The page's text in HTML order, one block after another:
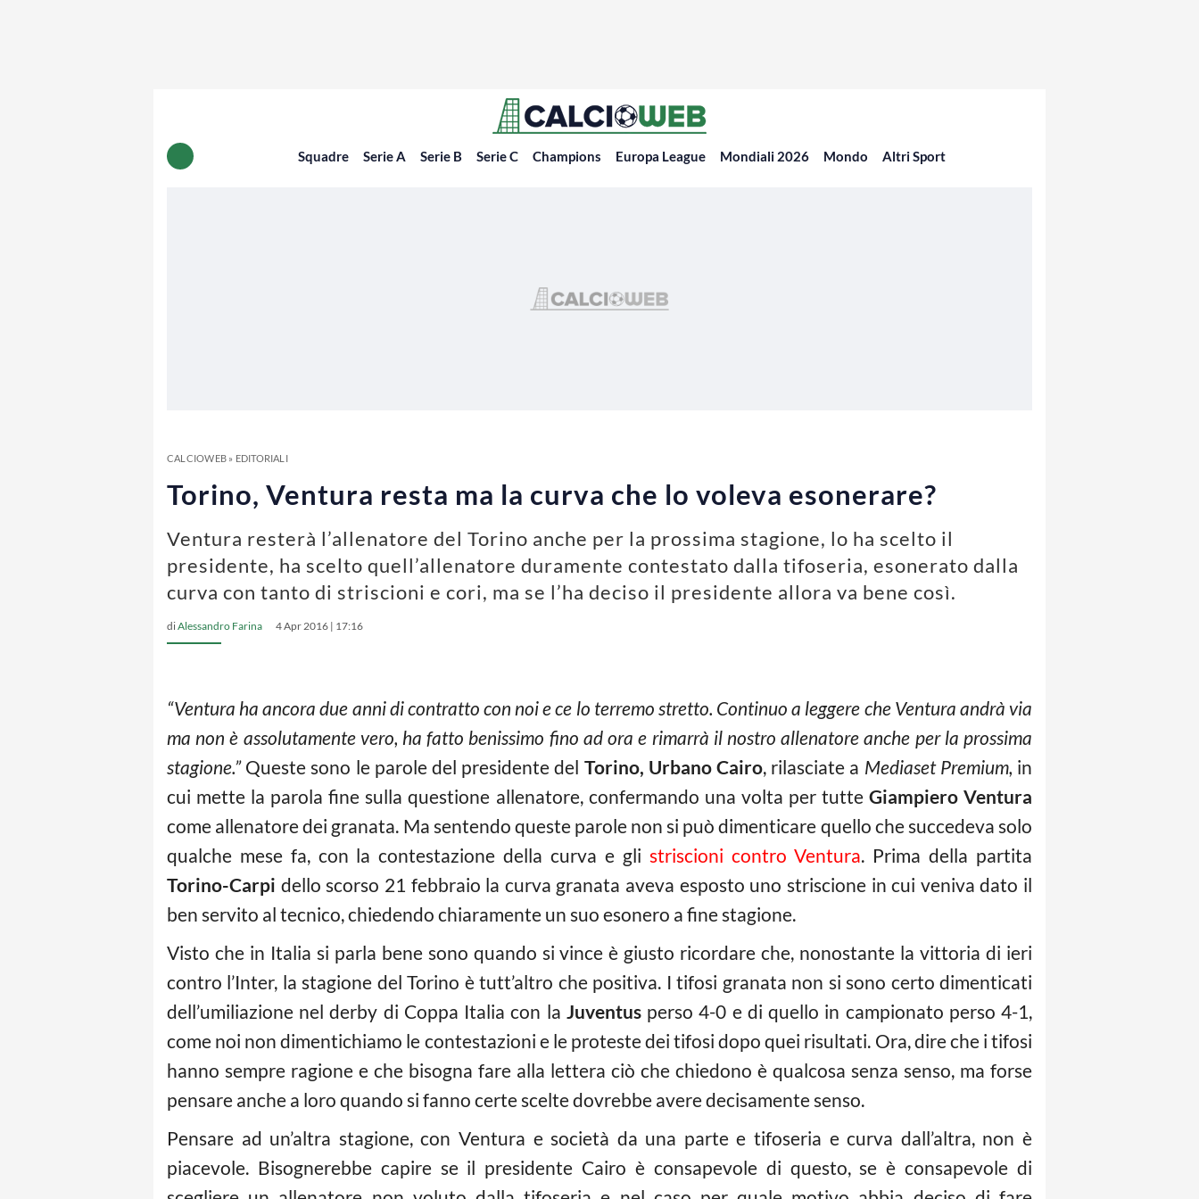
Squadre Serie A Serie B Serie C Champions Europa League Mondiali 2026 Mondo Altri Sport
CALCIOWEB» EDITORIALI
Torino, Ventura resta ma la curva che lo voleva esonerare?
Ventura resterà l’allenatore del Torino anche per la prossima stagione, lo ha scelto il
presidente, ha scelto quell’allenatore duramente contestato dalla tifoseria, esonerato dalla
curva con tanto di striscioni e cori, ma se l’ha deciso il presidente allora va bene così.
diAlessandro Farina 4 Apr 2016 | 17:16
“Ventura ha ancora due anni di contratto con noi e ce lo terremo stretto. Continuo a leggere che Ventura andrà via
ma non è assolutamente vero, ha fatto benissimo fino ad ora e rimarrà il nostro allenatore anche per la prossima
stagione.”Queste sono le parole del presidente del Torino, Urbano Cairo, rilasciate a Mediaset Premium, in
cui mette la parola fine sulla questione allenatore, confermando una volta per tutte Giampiero Ventura
come allenatore dei granata. Ma sentendo queste parole non si può dimenticare quello che succedeva solo
qualche mese fa, con la contestazione della curva e gli striscioni contro Ventura. Prima della partita
Torino-Carpi dello scorso 21 febbraio la curva granata aveva esposto uno striscione in cui veniva dato il
ben servito al tecnico, chiedendo chiaramente un suo esonero a fine stagione.
Visto che in Italia si parla bene sono quando si vince è giusto ricordare che, nonostante la vittoria di ieri
contro l’Inter, la stagione del Torino è tutt’altro che positiva. I tifosi granata non si sono certo dimenticati
dell’umiliazione nel derby di Coppa Italia con la Juventusperso 4-0 e di quello in campionato perso 4-1,
come noi non dimentichiamo le contestazioni e le proteste dei tifosi dopo quei risultati. Ora, dire che i tifosi
hanno sempre ragione e che bisogna fare alla lettera ciò che chiedono è qualcosa senza senso, ma forse
pensare anche a loro quando si fanno certe scelte dovrebbe avere decisamente senso.
Pensare ad un’altra stagione, con Ventura e società da una parte e tifoseria e curva dall’altra, non è
piacevole. Bisognerebbe capire se il presidente Cairo è consapevole di questo, se è consapevole di